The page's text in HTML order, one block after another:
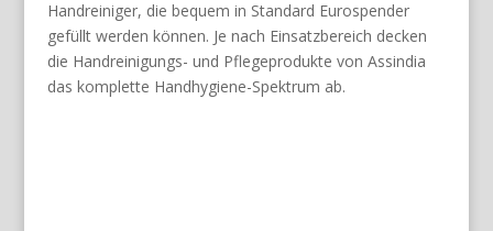
Handreiniger, die bequem in Standard Eurospender
gefüllt werden können. Je nach Einsatzbereich decken
die Handreinigungs- und Pflegeprodukte von Assindia
das komplette Handhygiene-Spektrum ab.